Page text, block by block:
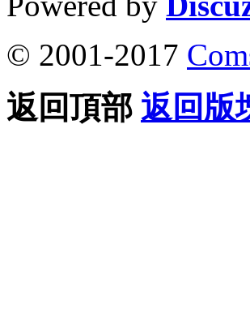
© 2001-2017
返回頂部 返回版